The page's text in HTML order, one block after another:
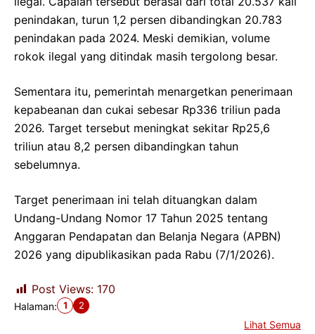
penindakan, turun 1,2 persen dibandingkan 20.783
penindakan pada 2024. Meski demikian, volume
rokok ilegal yang ditindak masih tergolong besar.
Sementara itu, pemerintah menargetkan penerimaan
kepabeanan dan cukai sebesar Rp336 triliun pada
2026. Target tersebut meningkat sekitar Rp25,6
triliun atau 8,2 persen dibandingkan tahun
sebelumnya.
Target penerimaan ini telah dituangkan dalam
Undang-Undang Nomor 17 Tahun 2025 tentang
Anggaran Pendapatan dan Belanja Negara (APBN)
2026 yang dipublikasikan pada Rabu (7/1/2026).
Post Views: 170
Halaman: 1 2
Lihat Semua